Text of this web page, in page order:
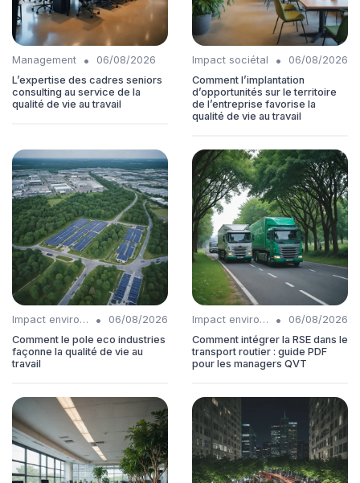
Management •
06/08/2026
L’expertise des cadres seniors
consulting au service de la
qualité de vie au travail
Impact sociétal •
06/08/2026
Comment l’implantation
d’opportunités sur le territoire
de l’entreprise favorise la
qualité de vie au travail
Impact environnemental •
06/08/2026
Comment le pole eco industries
façonne la qualité de vie au
travail
Impact environnemental •
06/08/2026
Comment intégrer la RSE dans le
transport routier : guide PDF
pour les managers QVT